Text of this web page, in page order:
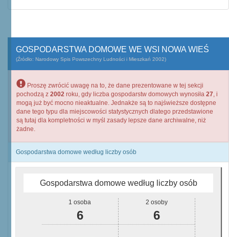
GOSPODARSTWA DOMOWE WE WSI NOWA WIEŚ
(Źródło: Narodowy Spis Powszechny Ludności i Mieszkań 2002)
Proszę zwrócić uwagę na to, że dane prezentowane w tej sekcji
pochodzą z 2002 roku, gdy liczba gospodarstw domowych wynosiła 27, i
mogą już być mocno nieaktualne. Jednakże są to najświeższe dostępne
dane tego typu dla miejscowości statystycznych dlatego przedstawione
są tutaj dla kompletności w myśl zasady lepsze dane archiwalne, niż
żadne.
Gospodarstwa domowe według liczby osób
Gospodarstwa domowe według liczby osób
1 osoba
6
2 osoby
6